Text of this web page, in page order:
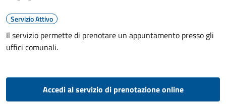
Servizio Attivo
Il servizio permette di prenotare un appuntamento presso gli
uffici comunali.
Accedi al servizio di prenotazione online